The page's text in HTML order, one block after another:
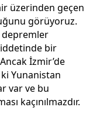
üzerinden geçen
görüyoruz.
depremler
bir
İzmir’de
Yunanistan
var ve bu
kaçınılmazdır.